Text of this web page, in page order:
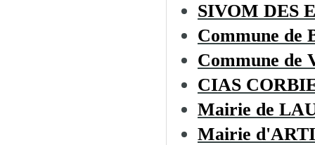
SIVOM DES
Commune de
Commune de
CIAS
Mairie de
Mairie